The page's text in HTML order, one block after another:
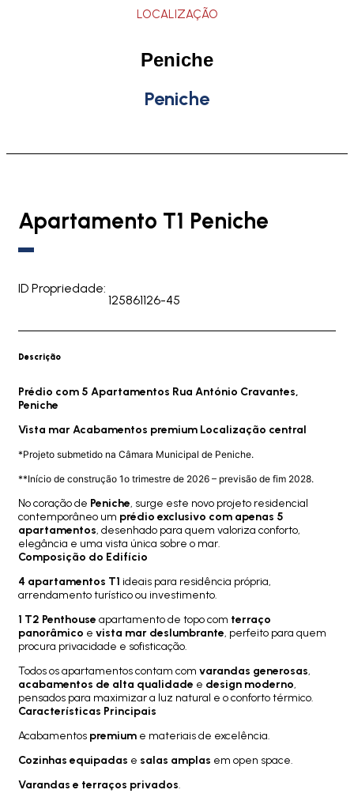
LOCALIZAÇÃO
Peniche
Peniche
Apartamento T1 Peniche
ID Propriedade:
125861126-45
Descrição
Prédio com 5 Apartamentos Rua António Cravantes,
Peniche
Vista mar Acabamentos premium Localização central
*Projeto submetido na Câmara Municipal de Peniche.
**Início de construção 1o trimestre de 2026 – previsão de fim 2028.
No coração de Peniche, surge este novo projeto residencial
contemporâneo um prédio exclusivo com apenas 5
apartamentos, desenhado para quem valoriza conforto,
elegância e uma vista única sobre o mar.
Composição do Edifício
4 apartamentos T1 ideais para residência própria,
arrendamento turístico ou investimento.
1 T2 Penthouse apartamento de topo com terraço
panorâmico e vista mar deslumbrante, perfeito para quem
procura privacidade e sofisticação.
Todos os apartamentos contam com varandas generosas,
acabamentos de alta qualidade e design moderno,
pensados para maximizar a luz natural e o conforto térmico.
Características Principais
Acabamentos premium e materiais de excelência.
Cozinhas equipadas e salas amplas em open space.
Varandas e terraços privados.